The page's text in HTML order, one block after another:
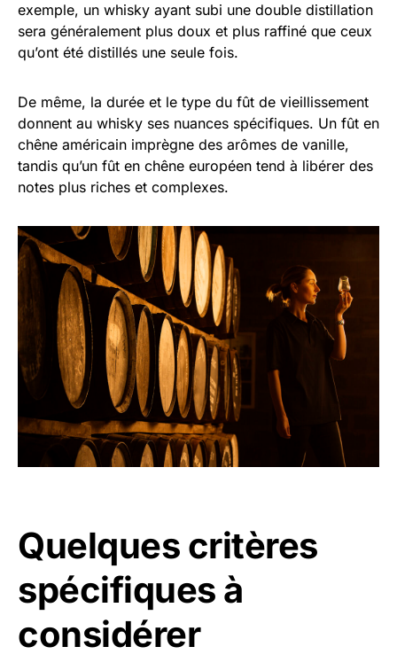
exemple, un whisky ayant subi une double distillation
sera généralement plus doux et plus raffiné que ceux
qu’ont été distillés une seule fois.
De même, la durée et le type du fût de vieillissement
donnent au whisky ses nuances spécifiques. Un fût en
chêne américain imprègne des arômes de vanille,
tandis qu’un fût en chêne européen tend à libérer des
notes plus riches et complexes.
Quelques critères
spécifiques à
considérer